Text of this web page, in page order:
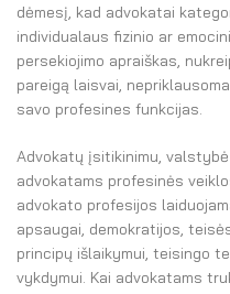
dėmesį, kad advokatai
individualaus fizinio ar
persekiojimo apraiškas,
pareigą laisvai,
savo profesines funkcijas.
Advokatų įsitikinimu,
advokatams profesinės
advokato profesijos
apsaugai, demokratijos,
principų išlaikymui, teisingo
vykdymui. Kai advokatams